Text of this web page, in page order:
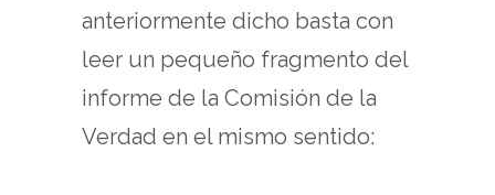
anteriormente dicho basta con
leer un pequeño fragmento del
informe de la Comisión de la
Verdad en el mismo sentido: